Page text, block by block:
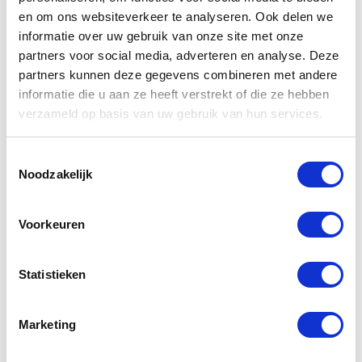
en om ons websiteverkeer te analyseren. Ook delen we
informatie over uw gebruik van onze site met onze
partners voor social media, adverteren en analyse. Deze
partners kunnen deze gegevens combineren met andere
informatie die u aan ze heeft verstrekt of die ze hebben
verzameld op basis van uw gebruik van hun services.
Noodzakelijk
Voorkeuren
Statistieken
Marketing
Gerelateerde
-30%